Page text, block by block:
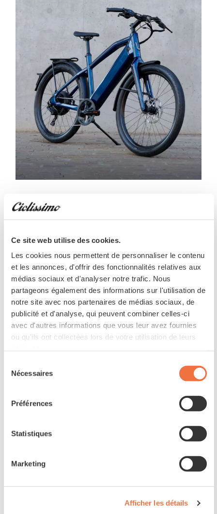
Ce site web utilise des cookies.
Les cookies nous permettent de personnaliser le contenu
et les annonces, d'offrir des fonctionnalités relatives aux
médias sociaux et d'analyser notre trafic. Nous
partageons également des informations sur l'utilisation de
notre site avec nos partenaires de médias sociaux, de
publicité et d'analyse, qui peuvent combiner celles-ci
avec d'autres informations que vous leur avez fournies
ou qu'ils ont collectées lors de votre utilisation de leurs
Nécessaires
Préférences
Statistiques
Marketing
Afficher les détails